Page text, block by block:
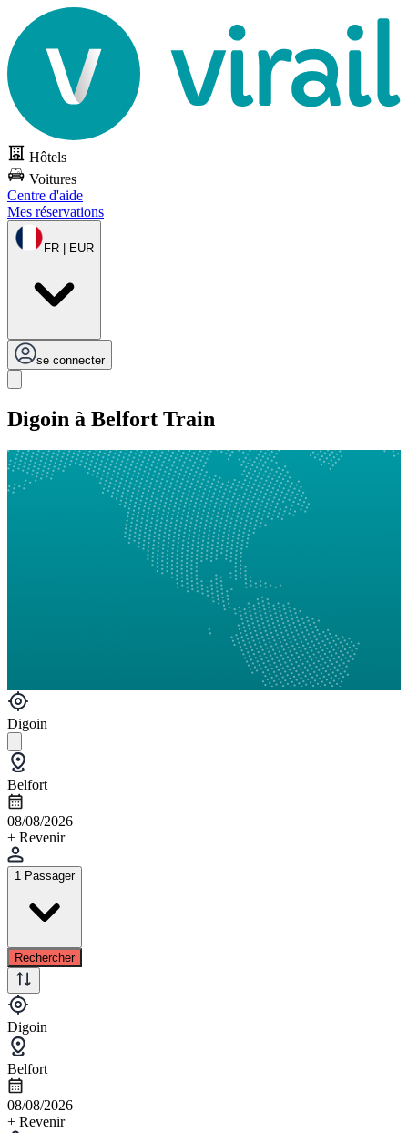
Hôtels
Voitures
Centre d'aide
Mes réservations
FR | EUR
se connecter
Digoin à Belfort Train
Digoin
Belfort
08/08/2026
+ Revenir
1 Passager
Rechercher
Digoin
Belfort
08/08/2026
+ Revenir